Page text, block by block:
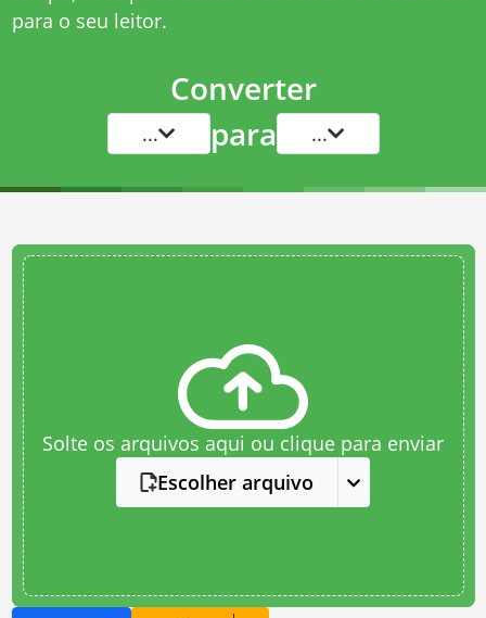
para o seu leitor.
Converter
... para ...
Solte os arquivos aqui ou clique para enviar
Escolher arquivo